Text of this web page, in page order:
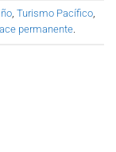
, Turismo Pacífico,
permanente.